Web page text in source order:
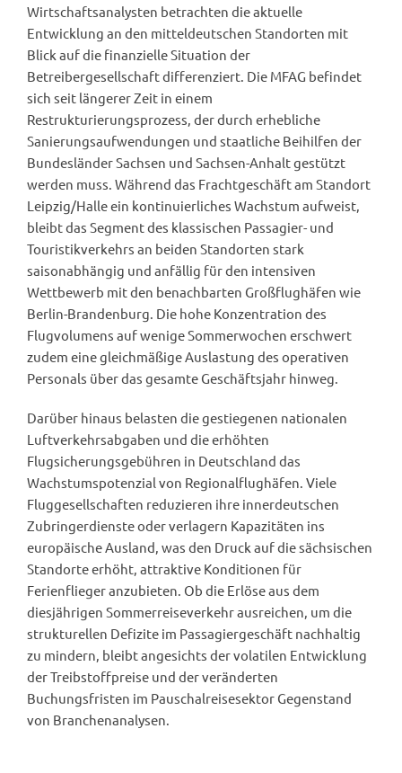
Wirtschaftsanalysten betrachten die aktuelle
Entwicklung an den mitteldeutschen Standorten mit
Blick auf die finanzielle Situation der
Betreibergesellschaft differenziert. Die MFAG befindet
sich seit längerer Zeit in einem
Restrukturierungsprozess, der durch erhebliche
Sanierungsaufwendungen und staatliche Beihilfen der
Bundesländer Sachsen und Sachsen-Anhalt gestützt
werden muss. Während das Frachtgeschäft am Standort
Leipzig/Halle ein kontinuierliches Wachstum aufweist,
bleibt das Segment des klassischen Passagier- und
Touristikverkehrs an beiden Standorten stark
saisonabhängig und anfällig für den intensiven
Wettbewerb mit den benachbarten Großflughäfen wie
Berlin-Brandenburg. Die hohe Konzentration des
Flugvolumens auf wenige Sommerwochen erschwert
zudem eine gleichmäßige Auslastung des operativen
Personals über das gesamte Geschäftsjahr hinweg.
Darüber hinaus belasten die gestiegenen nationalen
Luftverkehrsabgaben und die erhöhten
Flugsicherungsgebühren in Deutschland das
Wachstumspotenzial von Regionalflughäfen. Viele
Fluggesellschaften reduzieren ihre innerdeutschen
Zubringerdienste oder verlagern Kapazitäten ins
europäische Ausland, was den Druck auf die sächsischen
Standorte erhöht, attraktive Konditionen für
Ferienflieger anzubieten. Ob die Erlöse aus dem
diesjährigen Sommerreiseverkehr ausreichen, um die
strukturellen Defizite im Passagiergeschäft nachhaltig
zu mindern, bleibt angesichts der volatilen Entwicklung
der Treibstoffpreise und der veränderten
Buchungsfristen im Pauschalreisesektor Gegenstand
von Branchenanalysen.